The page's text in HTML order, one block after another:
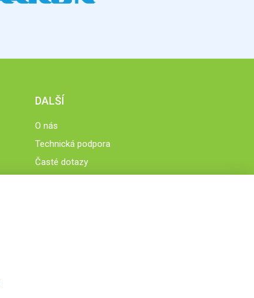
DALŠÍ
O nás
Technická podpora
Časté dotazy